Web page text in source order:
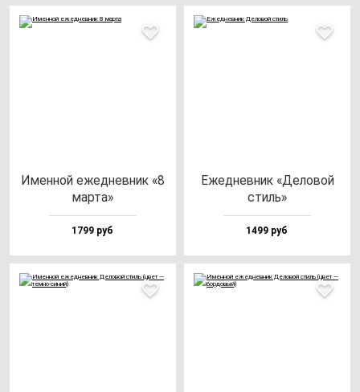
Имен­ной ежед­нев­ник «8
мар­та»
1799 руб
Ежед­нев­ник «Дело­вой
стиль»
1499 руб